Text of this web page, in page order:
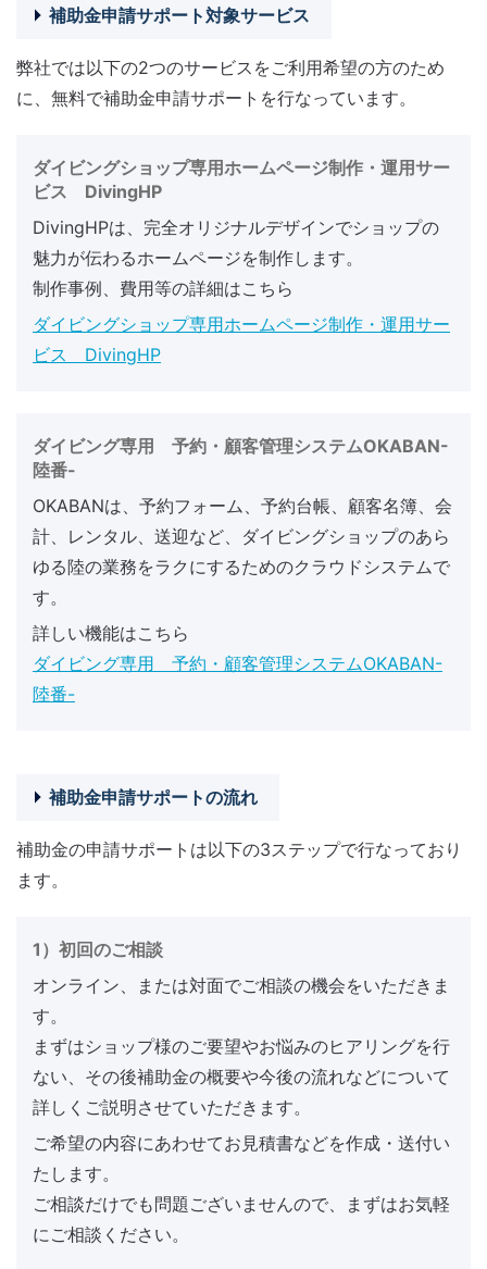
補助金申請サポート対象サービス
弊社では以下の2つのサービスをご利用希望の方のため
に、無料で補助金申請サポートを行なっています。
ダイビングショップ専用ホームページ制作・運用サー
ビス DivingHP
DivingHPは、完全オリジナルデザインでショップの
魅力が伝わるホームページを制作します。
制作事例、費用等の詳細はこちら
ダイビングショップ専用ホームページ制作・運用サー
ビス DivingHP
ダイビング専用 予約・顧客管理システムOKABAN-
陸番-
OKABANは、予約フォーム、予約台帳、顧客名簿、会
計、レンタル、送迎など、ダイビングショップのあら
ゆる陸の業務をラクにするためのクラウドシステムで
す。
詳しい機能はこちら
ダイビング専用 予約・顧客管理システムOKABAN-
陸番-
補助金申請サポートの流れ
補助金の申請サポートは以下の3ステップで行なっており
ます。
1）初回のご相談
オンライン、または対面でご相談の機会をいただきま
す。
まずはショップ様のご要望やお悩みのヒアリングを行
ない、その後補助金の概要や今後の流れなどについて
詳しくご説明させていただきます。
ご希望の内容にあわせてお見積書などを作成・送付い
たします。
ご相談だけでも問題ございませんので、まずはお気軽
にご相談ください。